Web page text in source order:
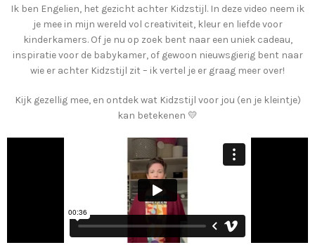
Ik ben Engelien, het gezicht achter Kidzstijl. In deze video neem ik
je mee in mijn wereld vol creativiteit, kleur en liefde voor
kinderkamers. Of je nu op zoek bent naar een uniek cadeau,
inspiratie voor de babykamer, of gewoon nieuwsgierig bent naar
wie er achter Kidzstijl zit – ik vertel je er graag meer over!
Kijk gezellig mee, en ontdek wat Kidzstijl voor jou (en je kleintje)
kan betekenen 💛